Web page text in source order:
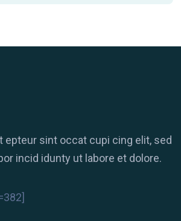
epteur sint occat cupi cing elit, sed
incid idunty ut labore et dolore.